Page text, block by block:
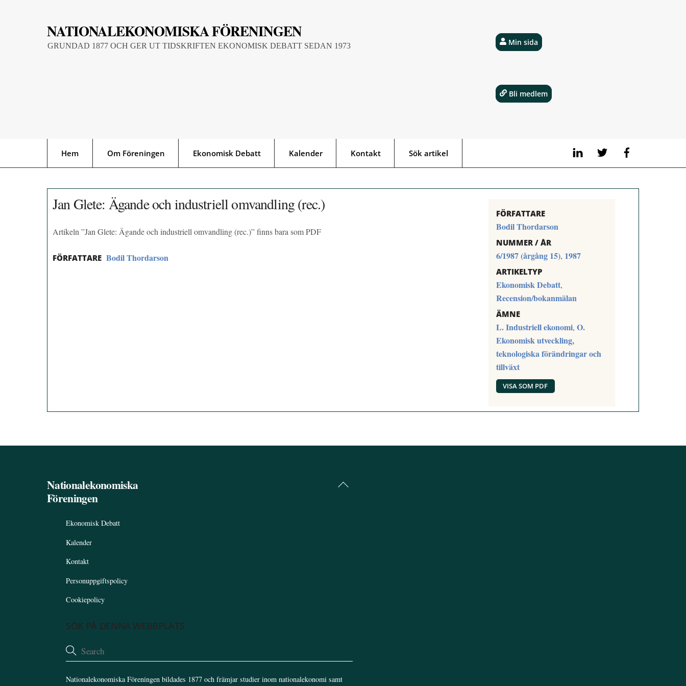
NATIONALEKONOMISKA FÖRENINGEN
GRUNDAD 1877 OCH GER UT TIDSKRIFTEN EKONOMISK DEBATT SEDAN 1973
LinkedIn Twitter
Hem Om Föreningen Ekonomisk Debatt Kalender Kontakt Sök artikel
Min sida
Bli medlem
Jan Glete: Ägande och industriell omvandling (rec.)
Artikeln ”Jan Glete: Ägande och industriell omvandling (rec.)” finns bara som PDF
FÖRFATTARE Bodil Thordarson
FÖRFATTARE
Bodil Thordarson
NUMMER / ÅR
6/1987 (årgång 15), 1987
ARTIKELTYP
Ekonomisk Debatt,
Recension/bokanmälan
ÄMNE
L. Industriell ekonomi, O.
Ekonomisk utveckling,
teknologiska förändringar och
tillväxt
VISA SOM PDF
Back
Nationalekonomiska
Föreningen
Ekonomisk Debatt
Kalender
Kontakt
Personuppgiftspolicy
Cookiepolicy
SÖK PÅ DENNA WEBBPLATS
Nationalekonomiska Föreningen bildades 1877 och främjar studier inom nationalekonomi samt